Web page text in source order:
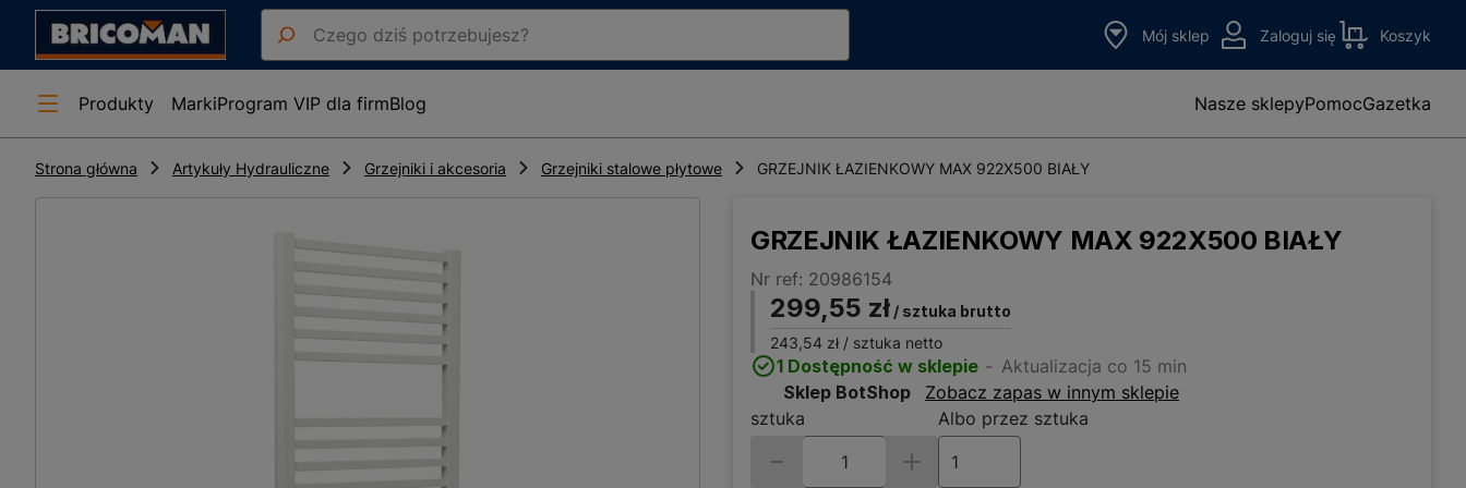
Mój sklep Zaloguj się Koszyk
Produkty MarkiProgram VIP dla firmBlog Nasze sklepyPomocGazetka
Strona główna Artykuły Hydrauliczne Grzejniki i akcesoria Grzejniki stalowe płytowe GRZEJNIK ŁAZIENKOWY MAX 922X500 BIAŁY
GRZEJNIK ŁAZIENKOWY MAX 922X500 BIAŁY
Nr ref: 20986154
299,55 zł / sztuka brutto
243,54 zł / sztuka netto
1 Dostępność w sklepie
Aktualizacja co 15 min
Sklep BotShop
Zobacz zapas w innym sklepie
sztuka
Albo przez sztuka